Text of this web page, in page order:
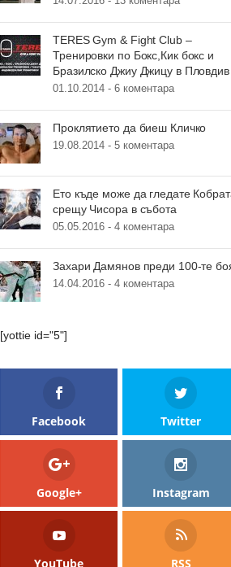
TERES Gym & Fight Club –
Тренировки по Бокс,Кик бокс и
Бразилско Джиу Джицу в Пловдив
01.10.2014 - 6 коментара
Проклятието да биеш Кличко
19.08.2014 - 5 коментара
Ето къде може да гледате
срещу Чисора в събота
05.05.2016 - 4 коментара
Захари Дамянов преди 100-те
14.04.2016 - 4 коментара
[yottie id="5"]
Facebook Twitter
Google+ Instagram
YouTube RSS